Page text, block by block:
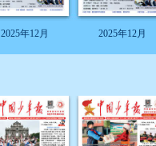
2025年12月 2025年12月